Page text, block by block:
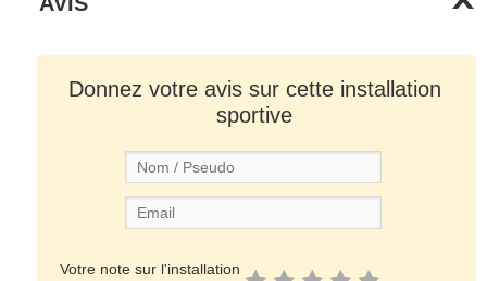
Donnez votre avis sur cette installation
sportive
Votre note sur l'installation